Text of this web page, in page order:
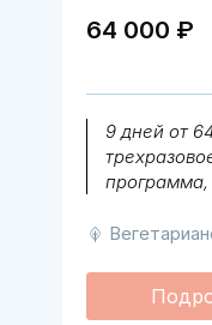
9 дней от
программа,
64 000 ₽